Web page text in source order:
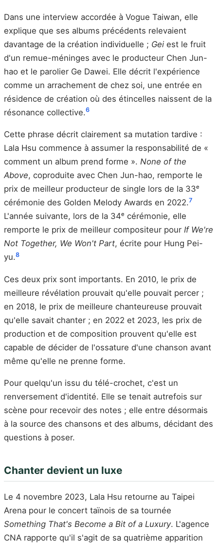
Dans une interview accordée à Vogue Taiwan, elle
explique que ses albums précédents relevaient
davantage de la création individuelle ; Gei est le fruit
d'un remue-méninges avec le producteur Chen Jun-
hao et le parolier Ge Dawei. Elle décrit l'expérience
comme un arrachement de chez soi, une entrée en
résidence de création où des étincelles naissent de la
résonance collective.6
Cette phrase décrit clairement sa mutation tardive :
Lala Hsu commence à assumer la responsabilité de «
comment un album prend forme ». None of the
Above, coproduite avec Chen Jun-hao, remporte le
prix de meilleur producteur de single lors de la 33ᵉ
cérémonie des Golden Melody Awards en 2022.7
L'année suivante, lors de la 34ᵉ cérémonie, elle
remporte le prix de meilleur compositeur pour If We're
Not Together, We Won't Part, écrite pour Hung Pei-
yu.8
Ces deux prix sont importants. En 2010, le prix de
meilleure révélation prouvait qu'elle pouvait percer ;
en 2018, le prix de meilleure chanteureuse prouvait
qu'elle savait chanter ; en 2022 et 2023, les prix de
production et de composition prouvent qu'elle est
capable de décider de l'ossature d'une chanson avant
même qu'elle ne prenne forme.
Pour quelqu'un issu du télé-crochet, c'est un
renversement d'identité. Elle se tenait autrefois sur
scène pour recevoir des notes ; elle entre désormais
à la source des chansons et des albums, décidant des
questions à poser.
Chanter devient un luxe
Le 4 novembre 2023, Lala Hsu retourne au Taipei
Arena pour le concert taïnois de sa tournée
Something That's Become a Bit of a Luxury. L'agence
CNA rapporte qu'il s'agit de sa quatrième apparition